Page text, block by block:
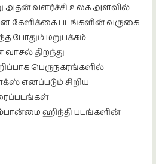
அதன் வளர்ச்சி உலக அளவில்
கேளிக்கை படங்களின் வருகை
போதும் மறுபக்கம்
வாசல் திறந்து
பெருநகரங்களில்
எனப்படும் சிறிய
ஹிந்தி படங்களின்